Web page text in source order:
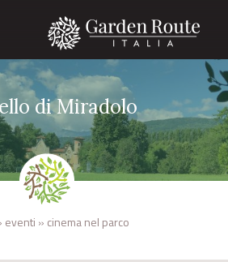
di Miradolo
eventi » cinema nel parco